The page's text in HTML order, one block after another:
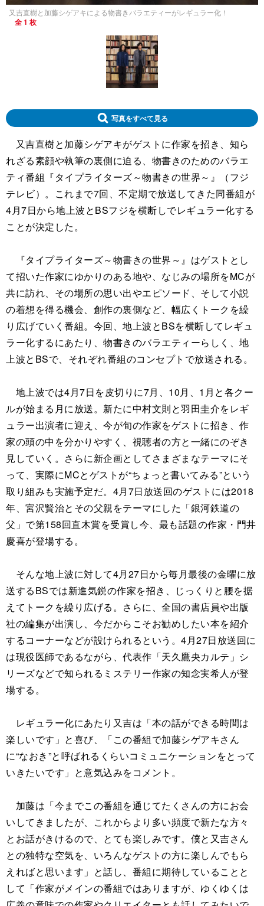
又吉直樹と加藤シゲアキによる物書きバラエティーがレギュラー化！
全 1 枚
写真をすべて見る
又吉直樹と加藤シゲアキがゲストに作家を招き、知ら
れざる素顔や執筆の裏側に迫る、物書きのためのバラエ
ティ番組『タイプライターズ～物書きの世界～』（フジ
テレビ）。これまで7回、不定期で放送してきた同番組が
4月7日から地上波とBSフジを横断しでレギュラー化する
ことが決定した。
『タイプライターズ～物書きの世界～』はゲストとし
て招いた作家にゆかりのある地や、なじみの場所をMCが
共に訪れ、その場所の思い出やエピソード、そして小説
の着想を得る機会、創作の裏側など、幅広くトークを繰
り広げていく番組。今回、地上波とBSを横断してレギュ
ラー化するにあたり、物書きのバラエティーらしく、地
上波とBSで、それぞれ番組のコンセプトで放送される。
地上波では4月7日を皮切りに7月、10月、1月と各クー
ルが始まる月に放送。新たに中村文則と羽田圭介をレギ
ュラー出演者に迎え、今が旬の作家をゲストに招き、作
家の頭の中を分かりやすく、視聴者の方と一緒にのぞき
見していく。さらに新企画としてさまざまなテーマにそ
って、実際にMCとゲストが“ちょっと書いてみる”という
取り組みも実施予定だ。4月7日放送回のゲストには2018
年、宮沢賢治とその父親をテーマにした「銀河鉄道の
父」で第158回直木賞を受賞し今、最も話題の作家・門井
慶喜が登場する。
そんな地上波に対して4月27日から毎月最後の金曜に放
送するBSでは新進気鋭の作家を招き、じっくりと腰を据
えてトークを繰り広げる。さらに、全国の書店員や出版
社の編集が出演し、今だからこそお勧めしたい本を紹介
するコーナーなどが設けられるという。4月27日放送回に
は現役医師であるながら、代表作「天久鷹央カルテ」シ
リーズなどで知られるミステリー作家の知念実希人が登
場する。
レギュラー化にあたり又吉は「本の話ができる時間は
楽しいです」と喜び、「この番組で加藤シゲアキさん
に“なおき”と呼ばれるくらいコミュニケーションをとって
いきたいです」と意気込みをコメント。
加藤は「今までこの番組を通じてたくさんの方にお会
いしてきましたが、これからより多い頻度で新たな方々
とお話がきけるので、とても楽しみです。僕と又吉さん
との独特な空気を、いろんなゲストの方に楽しんでもら
えればと思います」と話し、番組に期待していることと
して「作家がメインの番組ではありますが、ゆくゆくは